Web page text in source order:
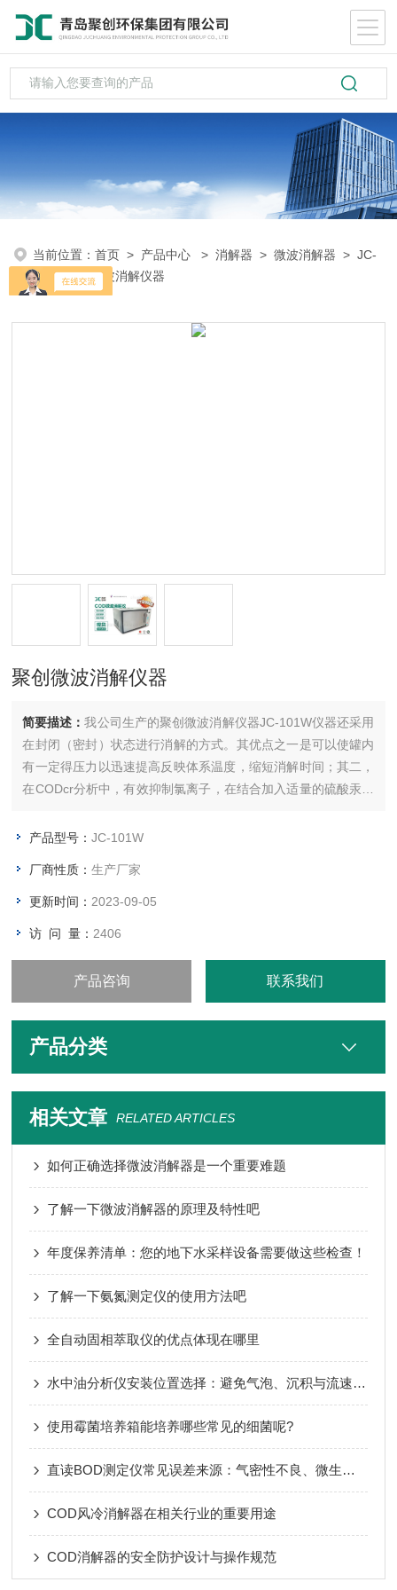
当前位置：首页 > 产品中心 >消解器 >微波消解器 > JC-
101W聚创微波消解仪器
聚创微波消解仪器
简要描述：我公司生产的聚创微波消解仪器JC-101W仪器还采用
在封闭（密封）状态进行消解的方式。其优点之一是可以使罐内
有一定得压力以迅速提高反映体系温度，缩短消解时间；其二，
在CODcr分析中，有效抑制氯离子，在结合加入适量的硫酸汞为
迄今为止国内较新型的专门用于监测各种废水，生活污水和地表
产品型号：JC-101W
厂商性质：生产厂家
更新时间： 2023-09-05
访 问 量： 2406
产品咨询 联系我们
产品分类
相关文章 RELATED ARTICLES
如何正确选择微波消解器是一个重要难题
了解一下微波消解器的原理及特性吧
年度保养清单：您的地下水采样设备需要做这些检查！
了解一下氨氮测定仪的使用方法吧
全自动固相萃取仪的优点体现在哪里
水中油分析仪安装位置选择：避免气泡、沉积与流速波动影响
使用霉菌培养箱能培养哪些常见的细菌呢?
直读BOD测定仪常见误差来源：气密性不良、微生物活性不足等
COD风冷消解器在相关行业的重要用途
COD消解器的安全防护设计与操作规范